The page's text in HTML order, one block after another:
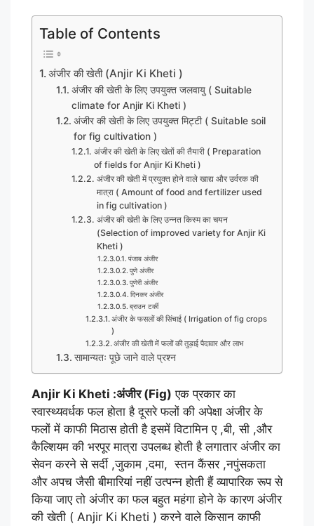
Table of Contents
अंजीर की खेती (Anjir Ki Kheti )
अंजीर की खेती के लिए उपयुक्त जलवायु ( Suitable
climate for Anjir Ki Kheti )
अंजीर की खेती के लिए उपयुक्त मिट्टी ( Suitable soil
for fig cultivation )
अंजीर की खेती के लिए खेतों की तैयारी ( Preparation
of fields for Anjir Ki Kheti )
अंजीर की खेती में प्रयुक्त होने वाले खाद्य और उर्वरक की
मात्रा ( Amount of food and fertilizer used
in fig cultivation )
अंजीर की खेती के लिए उन्नत किस्म का चयन
(Selection of improved variety for Anjir Ki
Kheti )
पंजाब अंजीर
पुणे अंजीर
पुणेरी अंजीर
दिनकर अंजीर
ब्राउन टर्की
अंजीर के फसलों की सिंचाई ( Irrigation of fig crops
)
अंजीर की खेती में फलों की तुड़ाई पैदावार और लाभ
सामान्यतः पूछे जाने वाले प्रश्न
Anjir Ki Kheti :अंजीर (Fig) एक प्रकार का
स्वास्थ्यवर्धक फल होता है दूसरे फलों की अपेक्षा अंजीर के
फलों में काफी मिठास होती है इसमें विटामिन ए ,बी, सी ,और
कैल्शियम की भरपूर मात्रा उपलब्ध होती है लगातार अंजीर का
सेवन करने से सर्दी ,जुकाम ,दमा, स्तन कैंसर ,नपुंसकता
और अपच जैसी बीमारियां नहीं उत्पन्न होती हैं व्यापारिक रूप से
किया जाए तो अंजीर का फल बहुत महंगा होने के कारण अंजीर
की खेती ( Anjir Ki Kheti ) करने वाले किसान काफी